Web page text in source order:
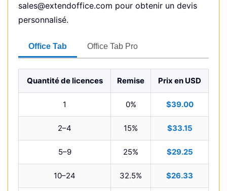
sales@extendoffice.com pour obtenir un devis
personnalisé.
Office Tab Office Tab Pro
Quantité de licences Remise Prix en USD
1 0% $39.00
2–4 15% $33.15
5–9 25% $29.25
10–24 32.5% $26.33